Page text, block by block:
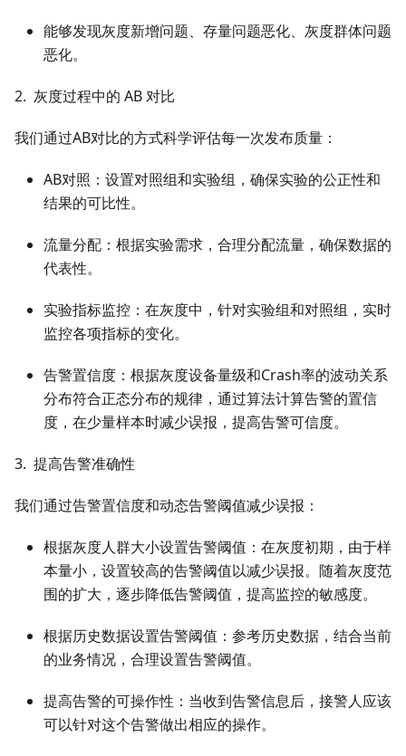
能够发现灰度新增问题、存量问题恶化、灰度群体问题
恶化。
2. 灰度过程中的 AB 对比
我们通过AB对比的方式科学评估每一次发布质量：
AB对照：设置对照组和实验组，确保实验的公正性和
结果的可比性。
流量分配：根据实验需求，合理分配流量，确保数据的
代表性。
实验指标监控：在灰度中，针对实验组和对照组，实时
监控各项指标的变化。
告警置信度：根据灰度设备量级和Crash率的波动关系
分布符合正态分布的规律，通过算法计算告警的置信
度，在少量样本时减少误报，提高告警可信度。
3. 提高告警准确性
我们通过告警置信度和动态告警阈值减少误报：
根据灰度人群大小设置告警阈值：在灰度初期，由于样
本量小，设置较高的告警阈值以减少误报。随着灰度范
围的扩大，逐步降低告警阈值，提高监控的敏感度。
根据历史数据设置告警阈值：参考历史数据，结合当前
的业务情况，合理设置告警阈值。
提高告警的可操作性：当收到告警信息后，接警人应该
可以针对这个告警做出相应的操作。